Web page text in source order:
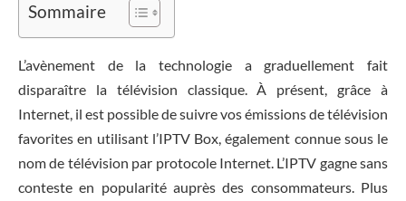
Sommaire
L’avènement de la technologie a graduellement fait
disparaître la télévision classique. À présent, grâce à
Internet, il est possible de suivre vos émissions de télévision
favorites en utilisant l’IPTV Box, également connue sous le
nom de télévision par protocole Internet. L’IPTV gagne sans
conteste en popularité auprès des consommateurs. Plus